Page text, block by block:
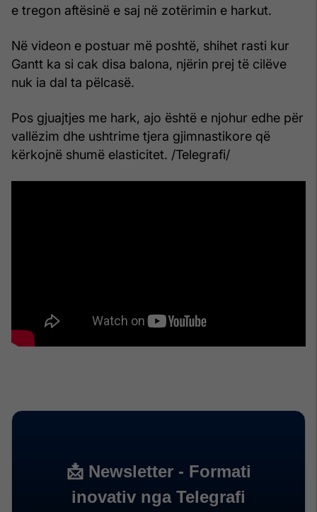
e tregon aftësinë e saj në zotërimin e harkut.
Në videon e postuar më poshtë, shihet rasti kur
Gantt ka si cak disa balona, njërin prej të cilëve
nuk ia dal ta pëlcasë.
Pos gjuajtjes me hark, ajo është e njohur edhe për
vallëzim dhe ushtrime tjera gjimnastikore që
kërkojnë shumë elasticitet. /Telegrafi/